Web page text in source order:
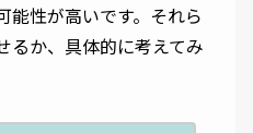
能性が高いです。それら
るか、具体的に考えてみ